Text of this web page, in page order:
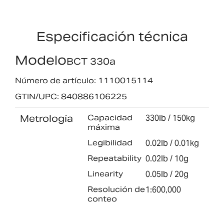
Especificación técnica
ModeloBCT 330a
Número de artículo: 1110015114
GTIN/UPC: 840886106225
Metrología
Capacidad
máxima
330lb / 150kg
Legibilidad 0.02lb / 0.01kg
Repeatability 0.02lb / 10g
Linearity 0.05lb / 20g
Resolución de
conteo
1:600,000